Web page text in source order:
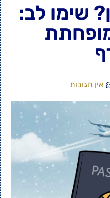
שימו לב:
אין תגובות